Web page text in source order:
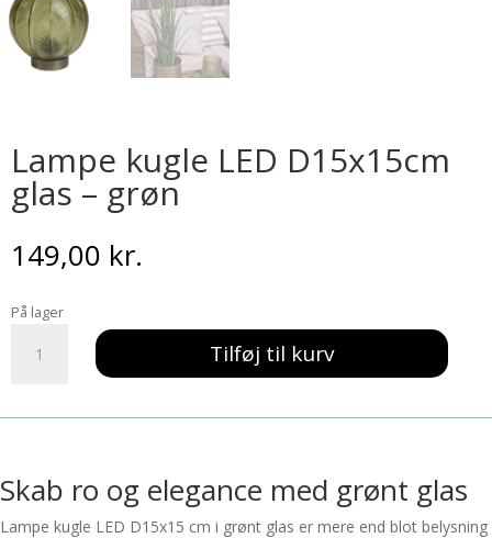
Lampe kugle LED D15x15cm
glas – grøn
149,00 kr.
På lager
kugle
grøn
antal
Tilføj til kurv
Skab ro og elegance med grønt glas
Lampe kugle LED D15x15 cm i grønt glas er mere end blot belysning